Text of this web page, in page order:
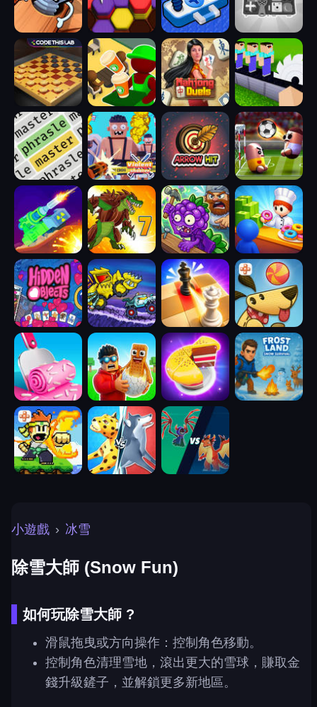
小遊戲 › 冰雪
除雪大師 (Snow Fun)
如何玩除雪大師 ?
滑鼠拖曳或方向操作：控制角色移動。
控制角色清理雪地，滾出更大的雪球，賺取金
錢升級鏟子，並解鎖更多新地區。